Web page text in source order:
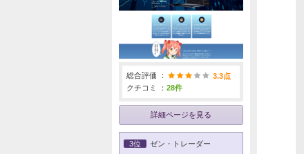
総合評価 ：
3.3点
クチコミ ： 28件
詳細ページを見る
3位 ゼン・トレーダー